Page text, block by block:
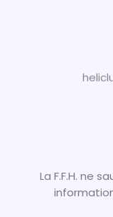
La F.F.H. ne